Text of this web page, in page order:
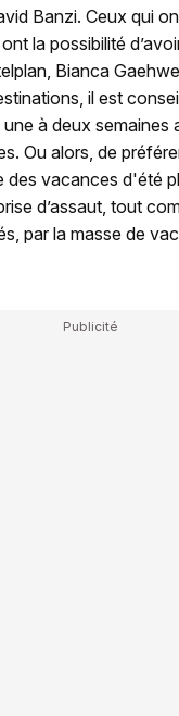
Banzi. Ceux qui
la possibilité
Bianca
il est
à deux semaines
Ou alors, de
des vacances d'été
d’assaut, tout
par la masse de